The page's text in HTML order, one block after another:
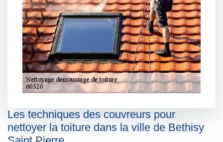
Les techniques des couvreurs pour
nettoyer la toiture dans la ville de Bethisy